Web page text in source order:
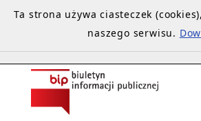
Ta strona używa ciasteczek
naszego serwisu.